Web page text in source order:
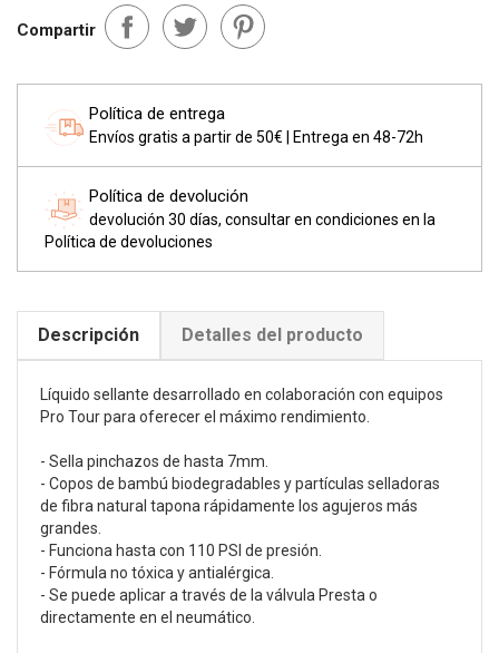
Compartir
Política de entrega
Envíos gratis a partir de 50€ | Entrega en 48-72h
Política de devolución
devolución 30 días, consultar en condiciones en la
Política de devoluciones
Descripción Detalles del producto
Líquido sellante desarrollado en colaboración con equipos
Pro Tour para oferecer el máximo rendimiento.
- Sella pinchazos de hasta 7mm.
- Copos de bambú biodegradables y partículas selladoras
de fibra natural tapona rápidamente los agujeros más
grandes.
- Funciona hasta con 110 PSI de presión.
- Fórmula no tóxica y antialérgica.
- Se puede aplicar a través de la válvula Presta o
directamente en el neumático.